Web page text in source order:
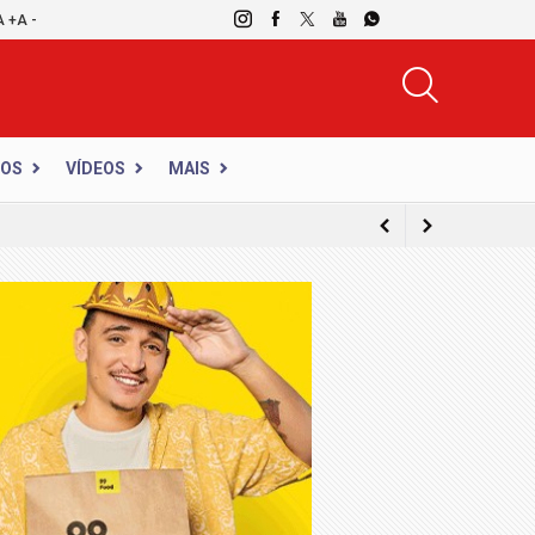
+A -
VÍDEOS MAIS
do Simineral consolida-se como o